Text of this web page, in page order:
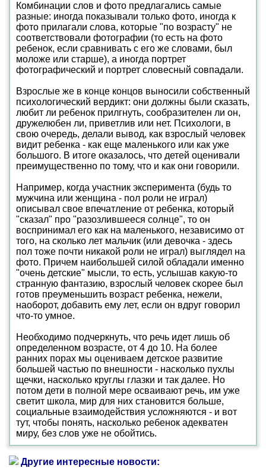
Комбинации слов и фото предлагались самые
разные: иногда показывали только фото, иногда к
фото прилагали слова, которые "по возрасту" не
соответствовали фотографии (то есть на фото
ребенок, если сравнивать с его же словами, был
моложе или старше), а иногда портрет
фотографический и портрет словесный совпадали.
Взрослые же в конце концов выносили собственный
психологический вердикт: они должны были сказать,
любит ли ребенок прилгнуть, сообразителен ли он,
дружелюбен ли, приветлив или нет. Психологи, в
свою очередь, делали вывод, как взрослый человек
видит ребенка - как еще маленького или как уже
большого. В итоге оказалось, что детей оценивали
преимущественно по тому, что и как они говорили.
Например, когда участник эксперимента (будь то
мужчина или женщина - пол роли не играл)
описывал свое впечатление от ребенка, который
"сказал" про "разозлившееся солнце", то он
воспринимал его как на маленького, независимо от
того, на сколько лет мальчик (или девочка - здесь
пол тоже почти никакой роли не играл) выглядел на
фото. Причем наибольшей силой обладали именно
"очень детские" мысли, то есть, услышав какую-то
странную фантазию, взрослый человек скорее был
готов преуменьшить возраст ребенка, нежели,
наоборот, добавить ему лет, если он вдруг говорил
что-то умное.
Необходимо подчеркнуть, что речь идет лишь об
определенном возрасте, от 4 до 10. На более
ранних порах мы оцениваем детское развитие
большей частью по внешности - насколько пухлы
щечки, насколько круглы глазки и так далее. Но
потом дети в полной мере осваивают речь, им уже
светит школа, мир для них становится больше,
социальные взаимодействия усложняются - и вот
тут, чтобы понять, насколько ребенок адекватен
миру, без слов уже не обойтись.
Другие интересные новости: